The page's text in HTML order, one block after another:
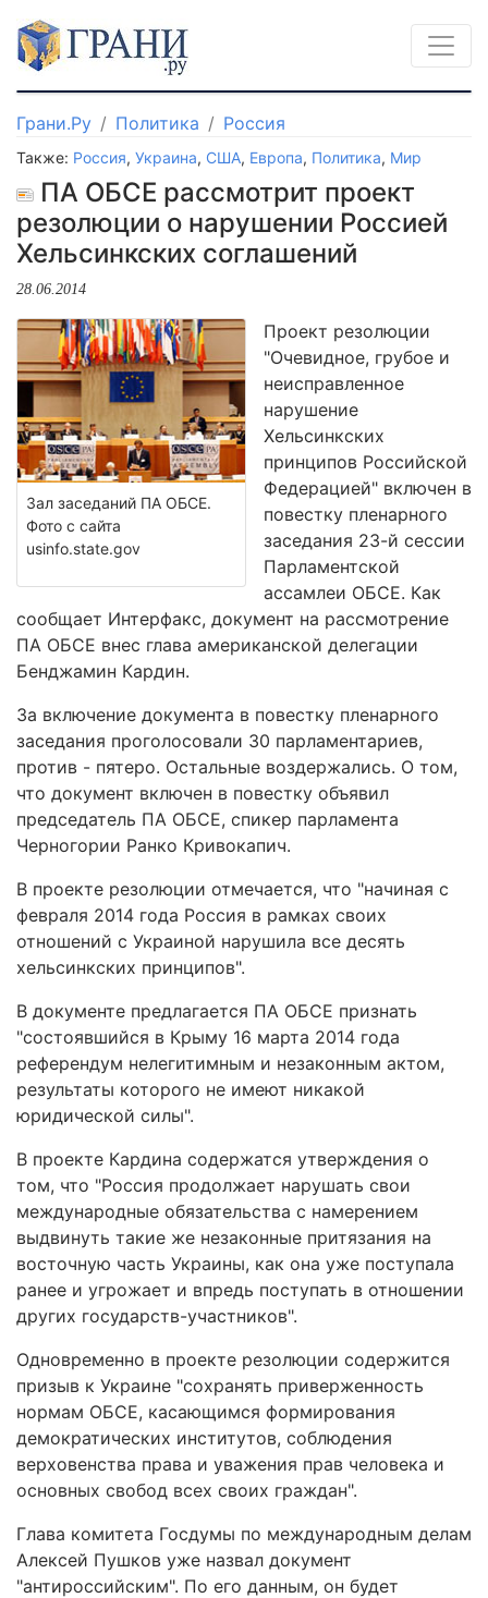
Грани.Ру Политика Россия
Также: Россия, Украина, США, Европа, Политика, Мир
ПА ОБСЕ рассмотрит проект
резолюции о нарушении Россией
Хельсинкских соглашений
28.06.2014
Зал заседаний ПА ОБСЕ.
Фото с сайта
usinfo.state.gov
Проект резолюции
"Очевидное, грубое и
неисправленное
нарушение
Хельсинкских
принципов Российской
Федерацией" включен в
повестку пленарного
заседания 23-й сессии
Парламентской
ассамлеи ОБСЕ. Как
сообщает Интерфакс, документ на рассмотрение
ПА ОБСЕ внес глава американской делегации
Бенджамин Кардин.
За включение документа в повестку пленарного
заседания проголосовали 30 парламентариев,
против - пятеро. Остальные воздержались. О том,
что документ включен в повестку объявил
председатель ПА ОБСЕ, спикер парламента
Черногории Ранко Кривокапич.
В проекте резолюции отмечается, что "начиная с
февраля 2014 года Россия в рамках своих
отношений с Украиной нарушила все десять
хельсинкских принципов".
В документе предлагается ПА ОБСЕ признать
"состоявшийся в Крыму 16 марта 2014 года
референдум нелегитимным и незаконным актом,
результаты которого не имеют никакой
юридической силы".
В проекте Кардина содержатся утверждения о
том, что "Россия продолжает нарушать свои
международные обязательства с намерением
выдвинуть такие же незаконные притязания на
восточную часть Украины, как она уже поступала
ранее и угрожает и впредь поступать в отношении
других государств-участников".
Одновременно в проекте резолюции содержится
призыв к Украине "сохранять приверженность
нормам ОБСЕ, касающимся формирования
демократических институтов, соблюдения
верховенства права и уважения прав человека и
основных свобод всех своих граждан".
Глава комитета Госдумы по международным делам
Алексей Пушков уже назвал документ
"антироссийским". По его данным, он будет